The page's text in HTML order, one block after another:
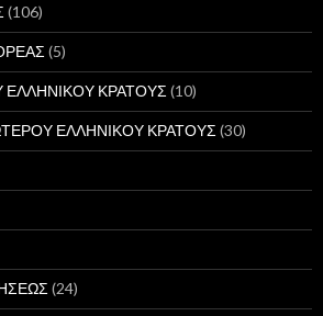
(106)
(5)
ΕΛΛΗΝΙΚΟΥ ΚΡΑΤΟΥΣ (10)
ΕΛΛΗΝΙΚΟΥ ΚΡΑΤΟΥΣ (30)
(24)